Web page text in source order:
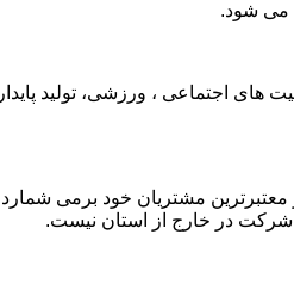
خوزستان در حوزه فعالیت های اجتماعی ، ورزشی،
مشتریان خود برمی
شرکت در خارج از استان نیست.